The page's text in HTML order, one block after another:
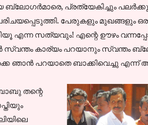
പ്രത്യേകിച്ചും
പേരുകളും മുഖങ്ങളും
എന്ന സത്യവും! എന്റെ ഊഴം
സ്വന്തം കാര്യം പറയാനും സ്വന്തം
ഞാന്‍ പറയാതെ ബാക്കിവെച്ചു എന്ന്‍
തന്റെ